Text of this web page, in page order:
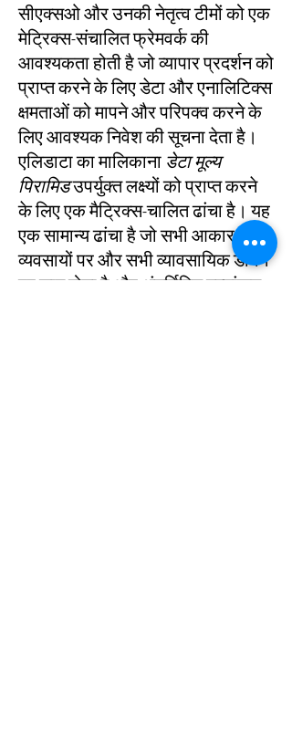
सीएक्सओ और उनकी नेतृत्व टीमों को एक
मेट्रिक्स-संचालित फ्रेमवर्क की
आवश्यकता होती है जो व्यापार प्रदर्शन को
प्राप्त करने के लिए डेटा और एनालिटिक्स
क्षमताओं को मापने और परिपक्व करने के
लिए आवश्यक निवेश की सूचना देता है।
एलिडाटा का मालिकाना डेटा मूल्य
पिरामिडउपर्युक्त लक्ष्यों को प्राप्त करने
के लिए एक मैट्रिक्स-चालित ढांचा है। यह
एक सामान्य ढांचा है जो सभी आकार के
व्यवसायों पर और सभी व्यावसायिक डोमेन
पर लागू होता है और अंतर्निहित मूल्यांकन